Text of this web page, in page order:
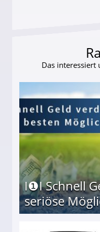
Das interessiert
I❶I Schnell
seriöse